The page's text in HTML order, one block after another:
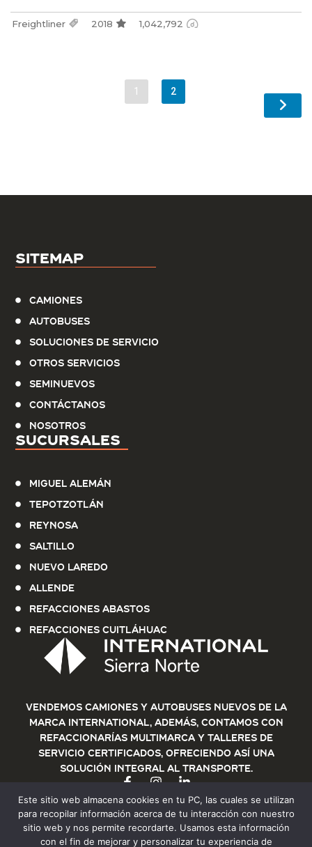
Freightliner 2018 1,042,792
1 2
Vendemos Camiones y Autobuses nuevos de la
marca International, además, contamos con
refaccionarías multimarca y talleres de
servicio certificados, ofreciendo así una
solución integral al transporte.
Sucursales
Miguel Alemán
Tepotzotlán
Reynosa
Saltillo
Nuevo Laredo
Allende
Refacciones Abastos
Refacciones Cuitláhuac
Sitemap
Camiones
Autobuses
Soluciones de servicio
Otros Servicios
Seminuevos
Contáctanos
Nosotros
Este sitio web almacena cookies en tu PC, las cuales se utilizan
para recopilar información acerca de tu interacción con nuestro
sitio web y nos permite recordarte. Usamos esta información
con el fin de mejorar y personalizar tu experiencia de